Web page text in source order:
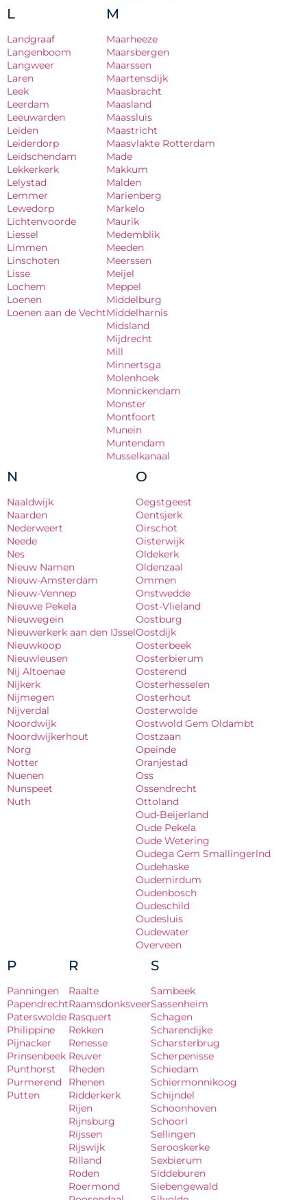
L
Landgraaf
Langenboom
Langweer
Laren
Leek
Leerdam
Leeuwarden
Leiden
Leiderdorp
Leidschendam
Lekkerkerk
Lelystad
Lemmer
Lewedorp
Lichtenvoorde
Liessel
Limmen
Linschoten
Lisse
Lochem
Loenen
Loenen aan de Vecht
M
Maarheeze
Maarsbergen
Maarssen
Maartensdijk
Maasbracht
Maasland
Maassluis
Maastricht
Maasvlakte Rotterdam
Made
Makkum
Malden
Marienberg
Markelo
Maurik
Medemblik
Meeden
Meerssen
Meijel
Meppel
Middelburg
Middelharnis
Midsland
Mijdrecht
Mill
Minnertsga
Molenhoek
Monnickendam
Monster
Montfoort
Munein
Muntendam
Musselkanaal
N
Naaldwijk
Naarden
Nederweert
Neede
Nes
Nieuw Namen
Nieuw-Amsterdam
Nieuw-Vennep
Nieuwe Pekela
Nieuwegein
Nieuwerkerk aan den IJssel
Nieuwkoop
Nieuwleusen
Nij Altoenae
Nijkerk
Nijmegen
Nijverdal
Noordwijk
Noordwijkerhout
Norg
Notter
Nuenen
Nunspeet
Nuth
O
Oegstgeest
Oentsjerk
Oirschot
Oisterwijk
Oldekerk
Oldenzaal
Ommen
Onstwedde
Oost-Vlieland
Oostburg
Oostdijk
Oosterbeek
Oosterbierum
Oosterend
Oosterhesselen
Oosterhout
Oosterwolde
Oostwold Gem Oldambt
Oostzaan
Opeinde
Oranjestad
Oss
Ossendrecht
Ottoland
Oud-Beijerland
Oude Pekela
Oude Wetering
Oudega Gem Smallingerlnd
Oudehaske
Oudemirdum
Oudenbosch
Oudeschild
Oudesluis
Oudewater
Overveen
P
Panningen
Papendrecht
Paterswolde
Philippine
Pijnacker
Prinsenbeek
Punthorst
Purmerend
Putten
R
Raalte
Raamsdonksveer
Rasquert
Rekken
Renesse
Reuver
Rheden
Rhenen
Ridderkerk
Rijen
Rijnsburg
Rijssen
Rijswijk
Rilland
Roden
Roermond
S
Sambeek
Sassenheim
Schagen
Scharendijke
Scharsterbrug
Scherpenisse
Schiedam
Schiermonnikoog
Schijndel
Schoonhoven
Schoorl
Sellingen
Serooskerke
Sexbierum
Siddeburen
Siebengewald